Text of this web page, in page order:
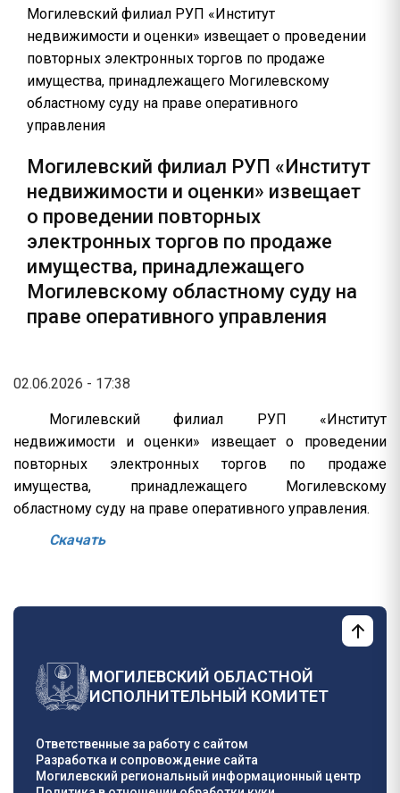
Могилевский филиал РУП «Институт
недвижимости и оценки» извещает о проведении
повторных электронных торгов по продаже
имущества, принадлежащего Могилевскому
областному суду на праве оперативного
управления
Могилевский филиал РУП «Институт
недвижимости и оценки» извещает
о проведении повторных
электронных торгов по продаже
имущества, принадлежащего
Могилевскому областному суду на
праве оперативного управления
02.06.2026 - 17:38
Могилевский филиал РУП «Институт
недвижимости и оценки» извещает о проведении
повторных электронных торгов по продаже
имущества, принадлежащего Могилевскому
областному суду на праве оперативного управления.
Скачать
МОГИЛЕВСКИЙ ОБЛАСТНОЙ
ИСПОЛНИТЕЛЬНЫЙ КОМИТЕТ
Ответственные за работу с сайтом
Разработка и сопровождение сайта
Могилевский региональный информационный центр